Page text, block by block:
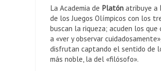
La Academia de Platón atribuye a
de los Juegos Olímpicos con los
buscan la riqueza; acuden los
a «ver y observar
disfrutan captando el sentido de
más noble, la del «filósofo».